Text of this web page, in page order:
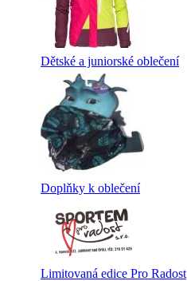
Dětské a juniorské oblečení
Doplňky k oblečení
Limitovaná edice Pro Radost